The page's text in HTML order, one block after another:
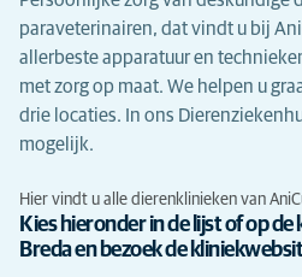
paraveterinairen, dat vindt u bij
allerbeste apparatuur en
met zorg op maat. We helpen u
drie locaties. In ons
mogelijk.
Hier vindt u alle dierenklinieken van
Kies hieronder in de lijst of op
Breda en bezoek de